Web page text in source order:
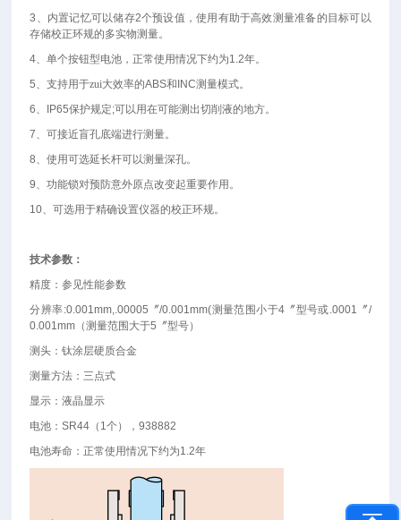
3 、内置记忆可以储存2个预设值，使用有助于高效测量准备的目标可以
存储校正环规的多实物测量。
4、单个按钮型电池，正常使用情况下约为1.2年。
5、支持用于zui大效率的ABS和 INC测量模式。
6、 IP65保护规定;可以用在可能测出切削液的地方。
7、可接近盲孔底端进行测量。
8、使用可选延长杆可以测量深孔。
9、功能锁对预防意外原点改变起重要作用。
10、可选用于精确设置仪器的校正环规。
技术参数：
精度：参见性能参数
分辨率:0.001mm,.00005 〞/0.001mm(测量范围小于4〞型号或.0001 〞/
0.001mm （测量范围大于5 〞型号）
测头：钛涂层硬质合金
测量方法：三点式
显示：液晶显示
电池：SR44 （ 1个），938882
电池寿命：正常使用情况下约为1.2年